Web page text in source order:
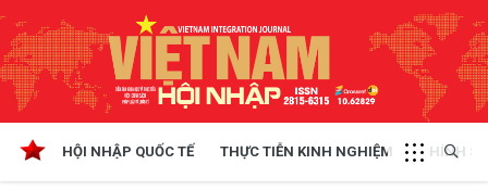
HỘI NHẬP QUỐC TẾ THỰC TIỄN KINH NGHIỆM CHÍNH